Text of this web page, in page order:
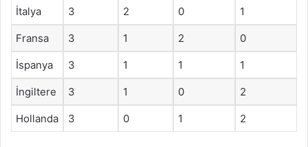
İtalya 3 2 0 1
Fransa 3 1 2 0
İspanya 3 1 1 1
İngiltere 3 1 0 2
Hollanda 3 0 1 2